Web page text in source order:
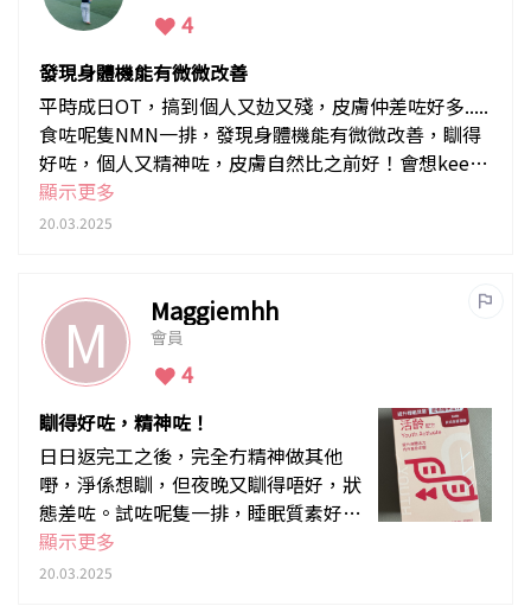
4
發現身體機能有微微改善
平時成日OT，搞到個人又攰又殘，皮膚仲差咗好多.....
食咗呢隻NMN一排，發現身體機能有微微改善，瞓得
好咗，個人又精神咗，皮膚自然比之前好！會想keep
住食落去!
顯示更多
20.03.2025
M Maggiemhh
會員
4
瞓得好咗，精神咗！
日日返完工之後，完全冇精神做其他
嘢，淨係想瞓，但夜晚又瞓得唔好，狀
態差咗。試咗呢隻一排，睡眠質素好咗
啲，瞓覺唔覺得好似冇瞓咁，冇咁易
攰，個人精神咗好多。
顯示更多
20.03.2025